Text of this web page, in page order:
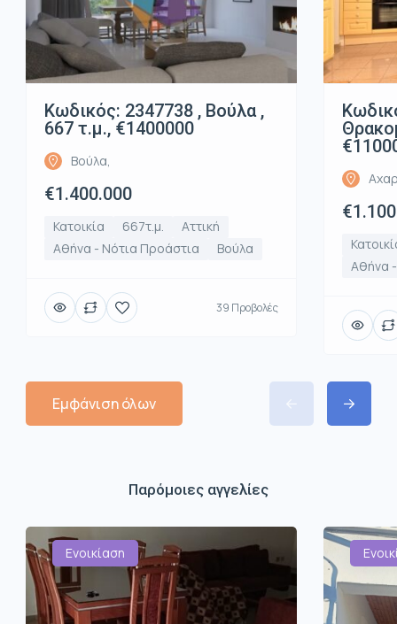
Κωδικός: 2347738 , Βούλα ,
667 τ.μ., €1400000
Βούλα,
€1.400.000
Κατοικία 667τ.μ.
Αττική
Αθήνα - Νότια Προάστια
Βούλα
39 Προβολές
Αθήνα
Εμφάνιση όλων
Παρόμοιες αγγελίες
Ενοικίαση